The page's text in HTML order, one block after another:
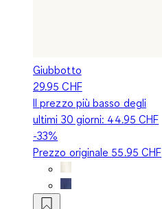
Giubbotto
29.95 CHF
Il prezzo più basso degli
ultimi 30 giorni: 44.95 CHF
-33%
Prezzo originale 55.95 CHF